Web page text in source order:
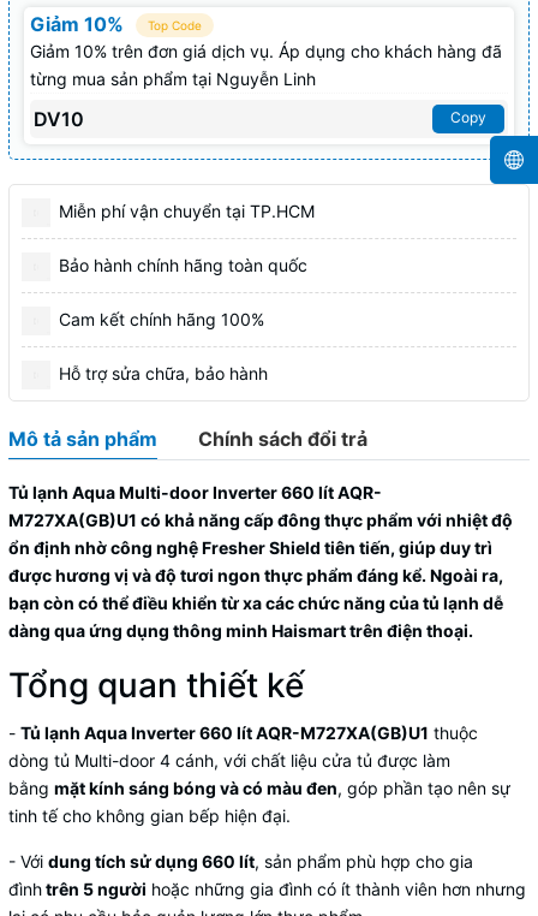
Giảm 10% Top Code
Giảm 10% trên đơn giá dịch vụ. Áp dụng cho khách hàng đã
từng mua sản phẩm tại Nguyễn Linh
DV10 Copy
Miễn phí vận chuyển tại TP.HCM
Bảo hành chính hãng toàn quốc
Cam kết chính hãng 100%
Hỗ trợ sửa chữa, bảo hành
Mô tả sản phẩm Chính sách đổi trả
Tủ lạnh Aqua Multi-door Inverter 660 lít AQR-
M727XA(GB)U1 có khả năng cấp đông thực phẩm với nhiệt độ
ổn định nhờ công nghệ Fresher Shield tiên tiến, giúp duy trì
được hương vị và độ tươi ngon thực phẩm đáng kể. Ngoài ra,
bạn còn có thể điều khiển từ xa các chức năng của tủ lạnh dễ
dàng qua ứng dụng thông minh Haismart trên điện thoại.
Tổng quan thiết kế
- Tủ lạnh Aqua Inverter 660 lít AQR-M727XA(GB)U1 thuộc
dòng tủ Multi-door 4 cánh, với chất liệu cửa tủ được làm
bằng mặt kính sáng bóng và có màu đen, góp phần tạo nên sự
tinh tế cho không gian bếp hiện đại.
- Với dung tích sử dụng 660 lít, sản phẩm phù hợp cho gia
đìnhtrên 5 người hoặc những gia đình có ít thành viên hơn nhưng